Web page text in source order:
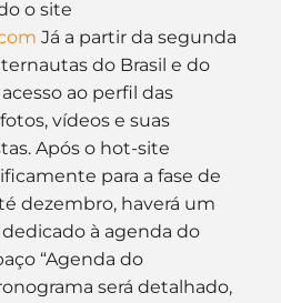
o site
Já a partir da segunda
do Brasil e do
ao perfil das
vídeos e suas
Após o hot-site
para a fase de
dezembro, haverá um
à agenda do
“Agenda do
será detalhado,